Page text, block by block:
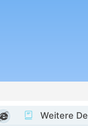
Weitere